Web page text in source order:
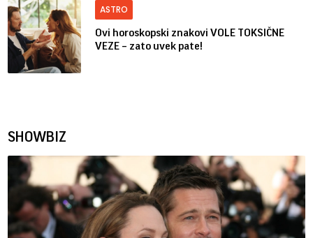
ASTRO
Ovi horoskopski znakovi VOLE TOKSIČNE
VEZE – zato uvek pate!
SHOWBIZ